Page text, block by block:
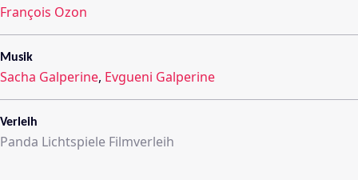
François Ozon
Musik
Sacha Galperine, Evgueni Galperine
Verleih
Panda Lichtspiele Filmverleih